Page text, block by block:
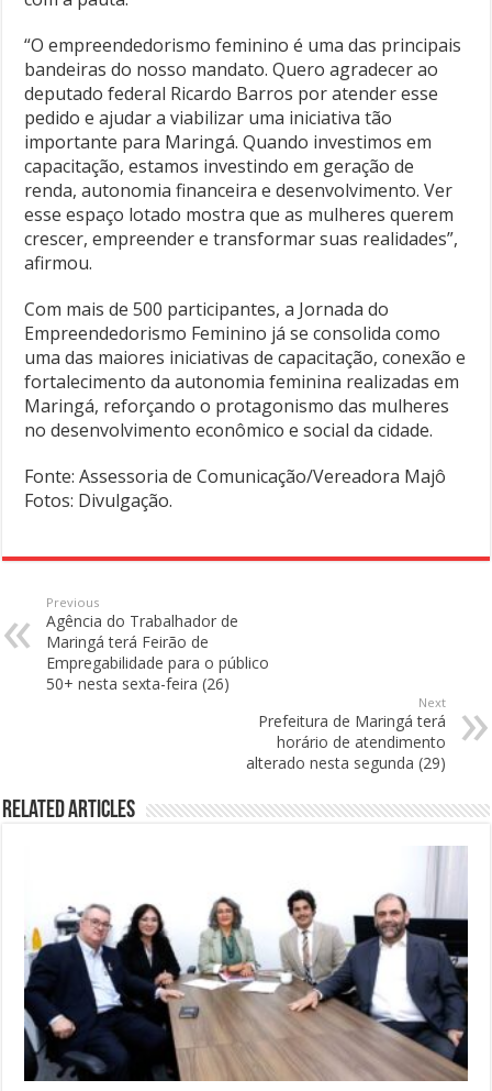
“O empreendedorismo feminino é uma das principais
bandeiras do nosso mandato. Quero agradecer ao
deputado federal Ricardo Barros por atender esse
pedido e ajudar a viabilizar uma iniciativa tão
importante para Maringá. Quando investimos em
capacitação, estamos investindo em geração de
renda, autonomia financeira e desenvolvimento. Ver
esse espaço lotado mostra que as mulheres querem
crescer, empreender e transformar suas realidades”,
afirmou.
Com mais de 500 participantes, a Jornada do
Empreendedorismo Feminino já se consolida como
uma das maiores iniciativas de capacitação, conexão e
fortalecimento da autonomia feminina realizadas em
Maringá, reforçando o protagonismo das mulheres
no desenvolvimento econômico e social da cidade.
Fonte: Assessoria de Comunicação/Vereadora Majô
Fotos: Divulgação.
Previous
Agência do Trabalhador de
Maringá terá Feirão de
Empregabilidade para o público
50+ nesta sexta-feira (26)
Next
Prefeitura de Maringá terá
horário de atendimento
alterado nesta segunda (29)
Related Articles